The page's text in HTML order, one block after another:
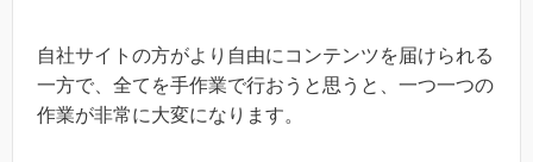
自社サイトの方がより自由にコンテンツを届けられる
一方で、全てを手作業で行おうと思うと、一つ一つの
作業が非常に大変になります。